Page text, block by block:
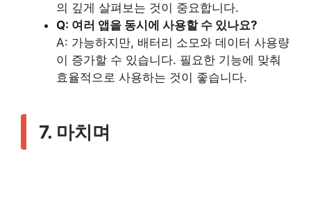
의 깊게 살펴보는 것이 중요합니다.
Q: 여러 앱을 동시에 사용할 수 있나요?
A: 가능하지만, 배터리 소모와 데이터 사용량
이 증가할 수 있습니다. 필요한 기능에 맞춰
효율적으로 사용하는 것이 좋습니다.
7. 마치며